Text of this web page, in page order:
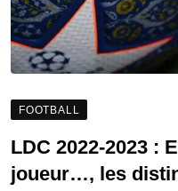
FOOTBALL
LDC 2022-2023 :
joueur…, les